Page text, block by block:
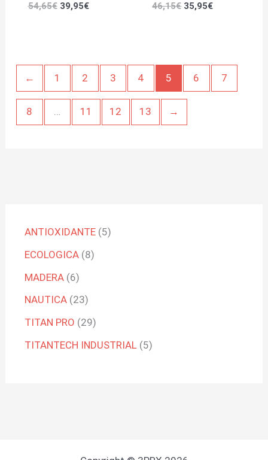
ANTIOXIDANTE 5
ECOLOGICA 8
MADERA 6
NAUTICA 23
TITAN PRO 29
TITANTECH INDUSTRIAL 5
54,65€ 39,95€ 46,15€ 35,95€
← 1 2 3 4 5 6 7
8 … 11 12 13 →